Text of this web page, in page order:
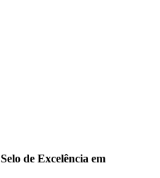
Selo de Excelência em